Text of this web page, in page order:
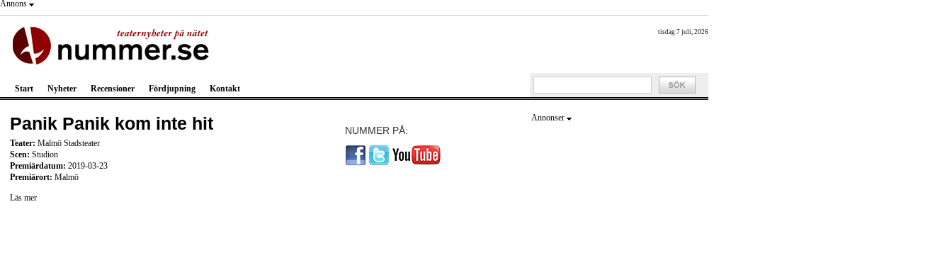
Annons
tisdag 7 juli, 2026
Start Nyheter Recensioner Fördjupning Kontakt
Panik Panik kom inte hit
Teater: Malmö Stadsteater
Scen: Studion
Premiärdatum: 2019-03-23
Premiärort: Malmö
Läs mer
NUMMER PÅ:
Annonser